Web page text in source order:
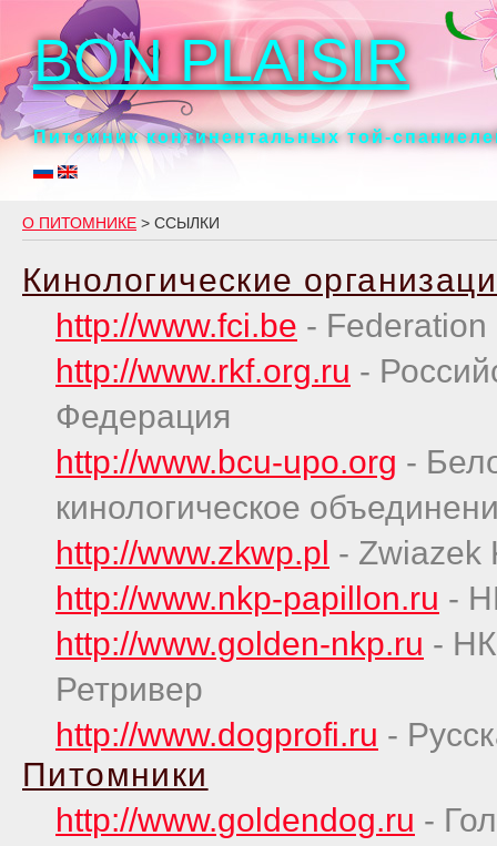
BON PLAISIR
Питомник континентальных той-
О ПИТОМНИКЕ > ССЫЛКИ
Кинологические
http://www.fci.be -
http://www.rkf.org.ru -
Федерация
http://www.bcu-upo.org -
кинологическое
http://www.zkwp.pl - Zwiazek
http://www.nkp-papillon.ru -
http://www.golden-nkp.ru -
Ретривер
http://www.dogprofi.ru -
Питомники
http://www.goldendog.ru -